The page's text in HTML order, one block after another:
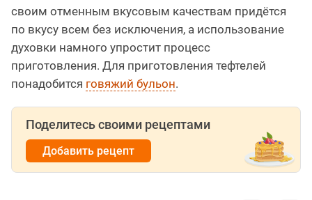
своим отменным вкусовым качествам придётся
по вкусу всем без исключения, а использование
духовки намного упростит процесс
приготовления. Для приготовления тефтелей
понадобится говяжий бульон.
Поделитесь своими рецептами
Добавить рецепт